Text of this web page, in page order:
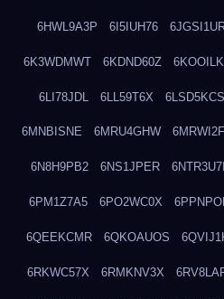
6HWL9A3P 6I5IUH76
6K3WDMWT 6KDND60Z
6LI78JDL 6LL59T6X 6LSD5KCS
6MNBISNE 6MRU4GHW
6N8H9PB2 6NS1JPER 6NTR3U7I
6PM1Z7A5 6PO2WC0X
6QEEKCMR 6QKOAUOS
6RKWC57X 6RMKNV3X